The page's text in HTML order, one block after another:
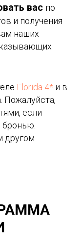
вас по
и получения
наших
Florida 4* и в
Пожалуйста,
если
бронью.
другом